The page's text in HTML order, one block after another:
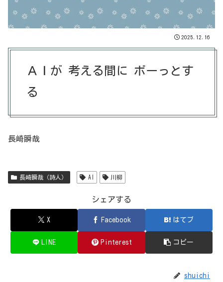
2025.12.16
ＡＩが 考える間に ボーっとす
る
長崎瞬哉
長崎瞬哉（詩人） AI 川柳
シェアする
X Facebook はてブ
LINE Pinterest コピー
shuichi